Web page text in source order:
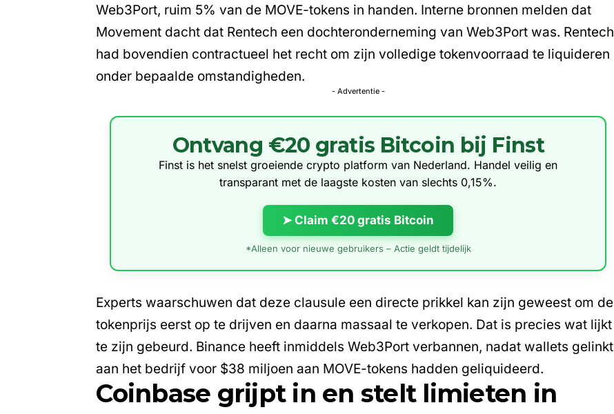
Web3Port, ruim 5% van de MOVE-tokens in handen. Interne bronnen melden dat
Movement dacht dat Rentech een dochteronderneming van Web3Port was. Rentech
had bovendien contractueel het recht om zijn volledige tokenvoorraad te liquideren
onder bepaalde omstandigheden.
- Advertentie -
Ontvang €20 gratis Bitcoin bij Finst
Finst is het snelst groeiende crypto platform van Nederland. Handel veilig en
transparant met de laagste kosten van slechts 0,15%.
➤ Claim €20 gratis Bitcoin
*Alleen voor nieuwe gebruikers – Actie geldt tijdelijk
Experts waarschuwen dat deze clausule een directe prikkel kan zijn geweest om de
tokenprijs eerst op te drijven en daarna massaal te verkopen. Dat is precies wat lijkt
te zijn gebeurd. Binance heeft inmiddels Web3Port verbannen, nadat wallets gelinkt
aan het bedrijf voor $38 miljoen aan MOVE-tokens hadden geliquideerd.
Coinbase grijpt in en stelt limieten in